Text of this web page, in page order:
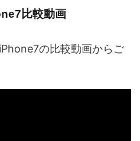
比較動画
の比較動画からご